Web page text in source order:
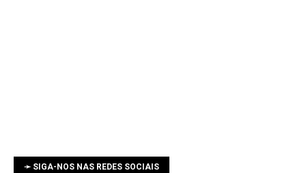
➛ SIGA-NOS NAS REDES SOCIAIS